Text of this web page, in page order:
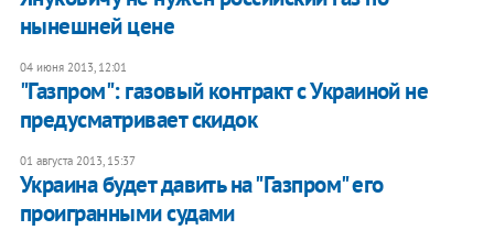
нынешней цене
04 июня 2013, 12:01
"Газпром": газовый контракт с Украиной не
предусматривает скидок
01 августа 2013, 15:37
Украина будет давить на "Газпром" его
проигранными судами